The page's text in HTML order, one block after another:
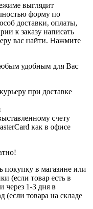
выглядит
форму по
доставки, оплаты,
к заказу написать
вас найти. Нажмите
удобным для Вас
при доставке
счету
как в офисе
покупку в магазине или
(если товар есть в
через 1-3 дня в
(если товара на складе